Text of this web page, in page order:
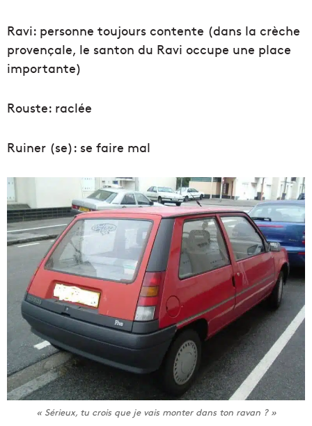
Ravi: personne toujours contente (dans la crèche
provençale, le santon du Ravi occupe une place
importante)
Rouste: raclée
Ruiner (se): se faire mal
« Sérieux, tu crois que je vais monter dans ton ravan ? »